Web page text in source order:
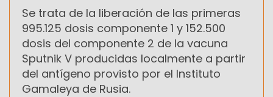
Se trata de la liberación de las primeras
995.125 dosis componente 1 y 152.500
dosis del componente 2 de la vacuna
Sputnik V producidas localmente a partir
del antígeno provisto por el Instituto
Gamaleya de Rusia.